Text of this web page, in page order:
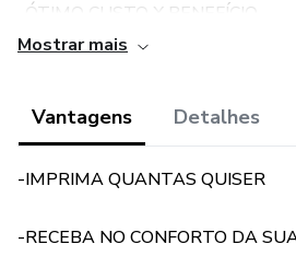
-ÓTIMO CUSTO X BENEFÍCIO
Mostrar mais
Vantagens Detalhes
-IMPRIMA QUANTAS QUISER
-RECEBA NO CONFORTO DA